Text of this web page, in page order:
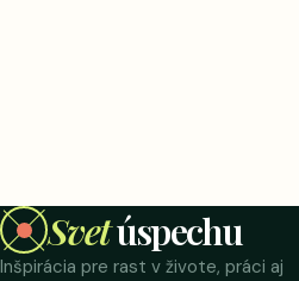
Svetúspechu
Inšpirácia pre rast v živote, práci aj